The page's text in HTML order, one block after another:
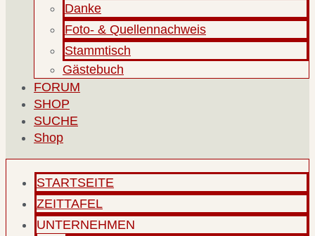
Danke
Foto- & Quellennachweis
Stammtisch
Gästebuch
FORUM
SHOP
SUCHE
Shop
STARTSEITE
ZEITTAFEL
UNTERNEHMEN